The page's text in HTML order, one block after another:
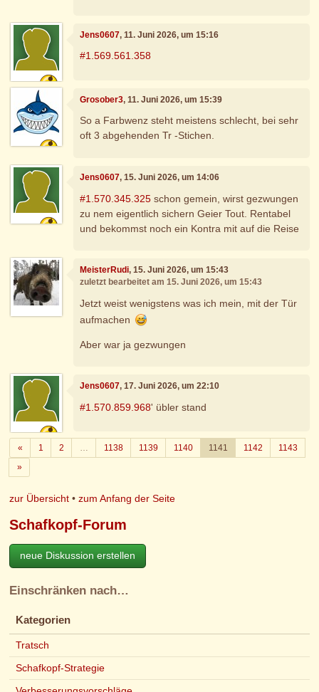
Jens0607, 11. Juni 2026, um 15:16
#1.569.561.358
Grosober3, 11. Juni 2026, um 15:39
So a Farbwenz steht meistens schlecht, bei sehr
oft 3 abgehenden Tr -Stichen.
Jens0607, 15. Juni 2026, um 14:06
#1.570.345.325 schon gemein, wirst gezwungen
zu nem eigentlich sichern Geier Tout. Rentabel
und bekommst noch ein Kontra mit auf die Reise
MeisterRudi, 15. Juni 2026, um 15:43
zuletzt bearbeitet am 15. Juni 2026, um 15:43
Jetzt weist wenigstens was ich mein, mit der Tür
aufmachen
Aber war ja gezwungen
Jens0607, 17. Juni 2026, um 22:10
#1.570.859.968' übler stand
«Zurück
1 2 1138 1139 1140 1141 1142
1143
»Weiter
zur Übersicht •zum Anfang der Seite
Schafkopf-Forum
neue Diskussion erstellen
Einschränken nach…
Kategorien
Tratsch
Schafkopf-Strategie